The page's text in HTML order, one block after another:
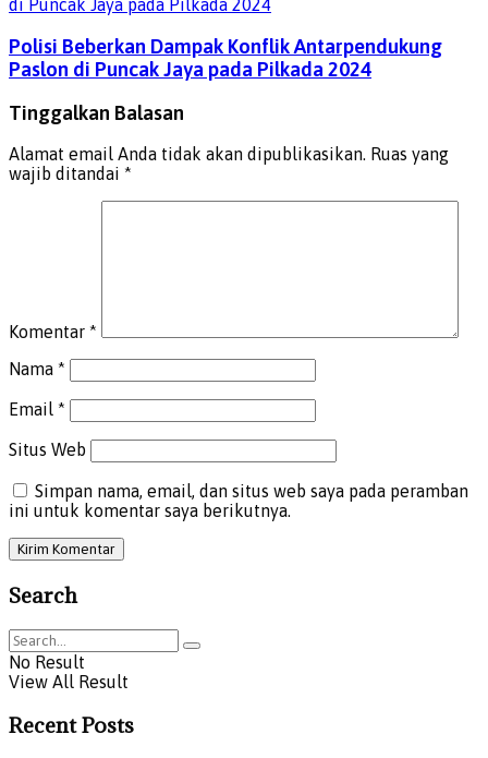
Polisi Beberkan Dampak Konflik Antarpendukung
Paslon di Puncak Jaya pada Pilkada 2024
Tinggalkan Balasan
Alamat email Anda tidak akan dipublikasikan. Ruas yang
wajib ditandai *
Komentar *
Nama *
Email *
Situs Web
Simpan nama, email, dan situs web saya pada peramban
ini untuk komentar saya berikutnya.
Search
No Result
View All Result
Recent Posts